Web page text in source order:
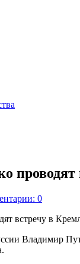
проводят
0
Владимир